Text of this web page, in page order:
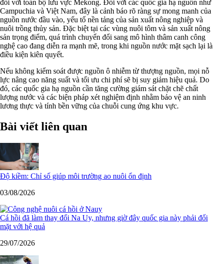
đối với toàn bộ lưu vực Mekong. Đối với các quốc gia hạ nguồn như
Campuchia và Việt Nam, đây là cảnh báo rõ ràng sự mong manh của
nguồn nước đầu vào, yếu tố nền tảng của sản xuất nông nghiệp và
nuôi trồng thủy sản. Đặc biệt tại các vùng nuôi tôm và sản xuất nông
sản trọng điểm, quá trình chuyển đổi sang mô hình thâm canh công
nghệ cao đang diễn ra mạnh mẽ, trong khi nguồn nước mặt sạch lại là
điều kiện kiên quyết.
Nếu không kiểm soát được nguồn ô nhiễm từ thượng nguồn, mọi nỗ
lực nâng cao năng suất và tối ưu chi phí sẽ bị suy giảm hiệu quả. Do
đó, các quốc gia hạ nguồn cần tăng cường giám sát chặt chẽ chất
lượng nước và các biện pháp xét nghiệm định nhằm bảo vệ an ninh
lương thực và tính bền vững của chuỗi cung ứng khu vực.
Bài viết liên quan
Độ kiềm: Chỉ số giúp môi trường ao nuôi ổn định
03/08/2026
Cá hồi đã làm thay đổi Na Uy, nhưng giờ đây quốc gia này phải đối
mặt với hệ quả
29/07/2026